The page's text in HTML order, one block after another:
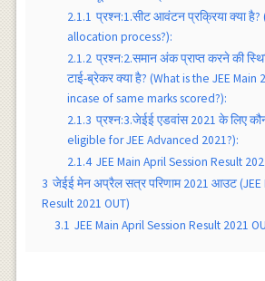
2.1.1 प्रश्न:1.सीट आवंटन प्रक्रिया क्या
allocation process?):
2.1.2 प्रश्न:2.समान अंक प्राप्त करने की
टाई-ब्रेकर क्या है? (What is the JEE
incase of same marks scored?):
2.1.3 प्रश्न:3.जेईई एडवांस 2021 के लिए
eligible for JEE Advanced 2021?):
2.1.4 JEE Main April Session Result
3 जेईई मेन अप्रैल सत्र परिणाम 2021 आउट (JEE
Result 2021 OUT)
3.1 JEE Main April Session Result 2021